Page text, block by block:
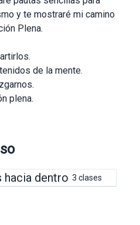
y te mostraré mi camino
Plena.
de la mente.
plena.
hacia dentro 3 clases
dentro»